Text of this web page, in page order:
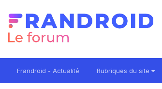
Frandroid - Actualité Rubriques du site